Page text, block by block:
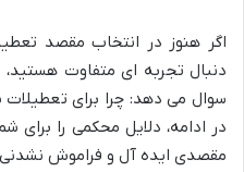
اگر هنوز در انتخاب مقصد
دنبال تجربه ای متفاوت
سوال می دهد: چرا برای تعطیلات
در ادامه، دلایل محکمی را برای
مقصدی ایده آل و فراموش